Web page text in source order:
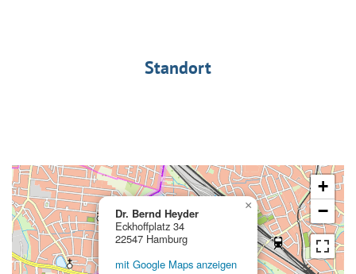
Standort
Dr. Bernd Heyder
Eckhoffplatz 34
22547 Hamburg
mit Google Maps anzeigen
×
+
−